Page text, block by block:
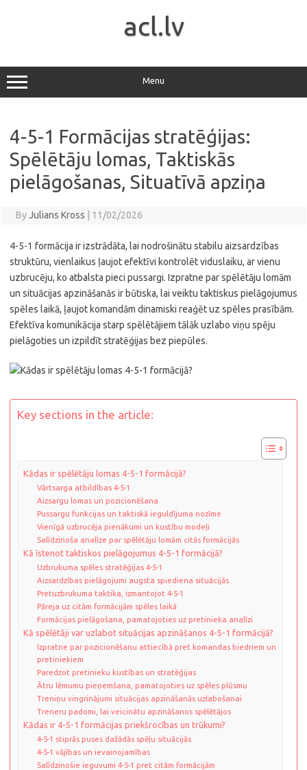
acl.lv
Menu
4-5-1 Formācijas stratēģijas:
Spēlētāju lomas, Taktiskās
pielāgošanas, Situatīvā apziņa
ByJulians Kross 11/02/2026
4-5-1 formācija ir izstrādāta, lai nodrošinātu stabilu aizsardzības
struktūru, vienlaikus ļaujot efektīvi kontrolēt viduslaiku, ar vienu
uzbrucēju, ko atbalsta pieci pussargi. Izpratne par spēlētāju lomām
un situācijas apzināšanās ir būtiska, lai veiktu taktiskus pielāgojumus
spēles laikā, ļaujot komandām dinamiski reaģēt uz spēles prasībām.
Efektīva komunikācija starp spēlētājiem tālāk uzlabo viņu spēju
pielāgoties un izpildīt stratēģijas bez piepūles.
Key sections in the article:
Kādas ir spēlētāju lomas 4-5-1 formācijā?
Vārtsarga atbildības 4-5-1
Aizsargu lomas un pozicionēšana
Pussargu funkcijas un taktiskā ieguldījuma nozīme
Vienīgā uzbrucēja pienākumi un kustību modeļi
Salīdzinoša analīze par spēlētāju lomām citās formācijās
Kā īstenot taktiskos pielāgojumus 4-5-1 formācijā?
Uzbrukuma spēles stratēģijas 4-5-1
Aizsardzības pielāgojumi augsta spiediena situācijās
Pretuzbrukuma taktika, izmantojot 4-5-1
Pāreja uz citām formācijām spēles laikā
Formācijas pielāgošana, pamatojoties uz pretinieka analīzi
Kā spēlētāji var uzlabot situācijas apzināšanos 4-5-1 formācijā?
Izpratne par pozicionēšanu attiecībā pret komandas biedriem un
pretiniekiem
Paredzot pretinieku kustības un stratēģijas
Ātru lēmumu pieņemšana, pamatojoties uz spēles plūsmu
Treniņu vingrinājumi situācijas apzināšanās uzlabošanai
Treneru padomi, lai veicinātu apzināšanos spēlētājos
Kādas ir 4-5-1 formācijas priekšrocības un trūkumi?
4-5-1 stiprās puses dažādās spēļu situācijās
4-5-1 vājības un ievainojamības
Salīdzinošie ieguvumi 4-5-1 pret citām formācijām